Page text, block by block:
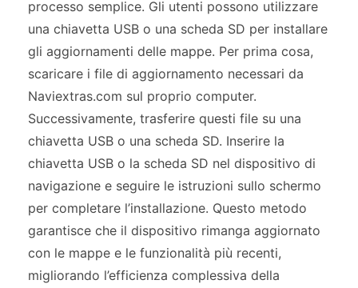
processo semplice. Gli utenti possono utilizzare
una chiavetta USB o una scheda SD per installare
gli aggiornamenti delle mappe. Per prima cosa,
scaricare i file di aggiornamento necessari da
Naviextras.com sul proprio computer.
Successivamente, trasferire questi file su una
chiavetta USB o una scheda SD. Inserire la
chiavetta USB o la scheda SD nel dispositivo di
navigazione e seguire le istruzioni sullo schermo
per completare l’installazione. Questo metodo
garantisce che il dispositivo rimanga aggiornato
con le mappe e le funzionalità più recenti,
migliorando l’efficienza complessiva della